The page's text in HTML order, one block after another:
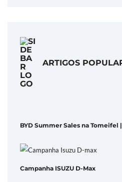
ARTIGOS
BYD Summer Sales na Tomeifel
Campanha ISUZU D-Max